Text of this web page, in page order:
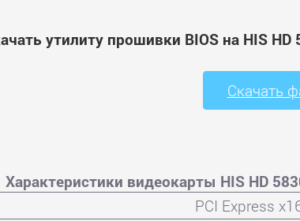
утилиту прошивки BIOS на HIS HD
Скачать
Характеристики видеокарты HIS HD
PCI Express